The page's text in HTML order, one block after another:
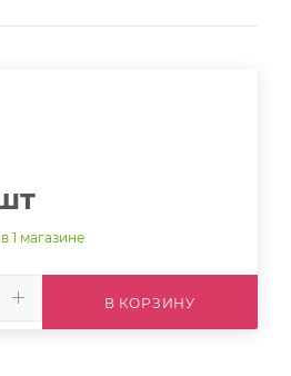
в 1 магазине
В КОРЗИНУ